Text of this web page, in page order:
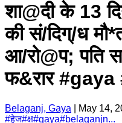
शा@दी के 13
की सं/दिग्/ध
आ/रो@प; पति
फ&रार
Belaganj, Gaya
May 14,
#हेज#क्ष#gaya#belaganjn...